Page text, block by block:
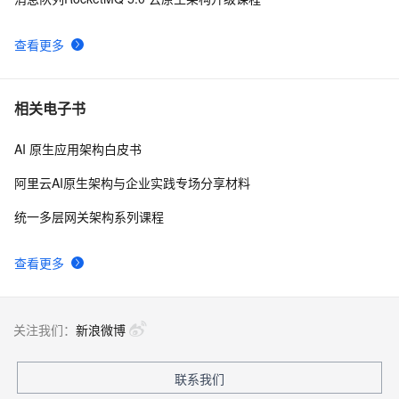
查看更多
相关电子书
查看更多
AI 原生应用架构白皮书
阿里云AI原生架构与企业实践专场分享材料
统一多层网关架构系列课程
关注我们： 新浪微博
联系我们